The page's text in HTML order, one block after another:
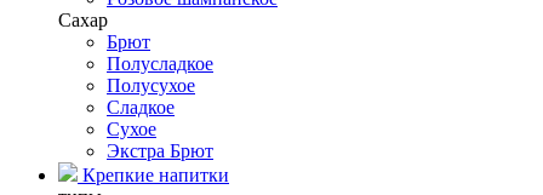
Сахар
Брют
Полусладкое
Полусухое
Сладкое
Сухое
Экстра Брют
Крепкие напитки